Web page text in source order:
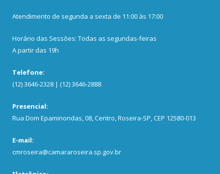
Atendimento de segunda a sexta de 11:00 às 17:00
Horário das Sessões: Todas as segundas-feiras
A partir das 19h
Telefone:
(12) 3646-2328 | (12) 3646-2888
Presencial:
Rua Dom Epaminondas, 08, Centro, Roseira-SP, CEP 12580-013
E-mail:
cmroseira@camararoseira.sp.gov.br